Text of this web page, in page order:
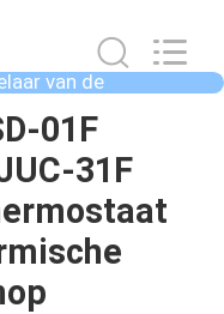
van de
01F
31F